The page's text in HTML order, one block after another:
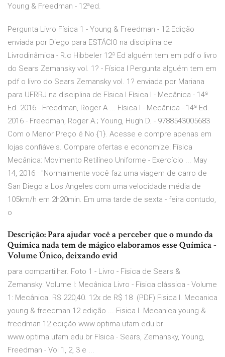
Young & Freedman - 12ªed.
Pergunta Livro Física 1 - Young & Freedman - 12 Edição
enviada por Diego para ESTÁCIO na disciplina de
Livrodinâmica - R.c Hibbeler 12ª Ed alguém tem em pdf o livro
do Sears Zemansky vol. 1? - Física I Pergunta alguém tem em
pdf o livro do Sears Zemansky vol. 1? enviada por Mariana
para UFRRJ na disciplina de Física I Física I - Mecânica - 14ª
Ed. 2016 - Freedman, Roger A ... Física I - Mecânica - 14ª Ed.
2016 - Freedman, Roger A.; Young, Hugh D. - 9788543005683
Com o Menor Preço é No {1}. Acesse e compre apenas em
lojas confiáveis. Compare ofertas e economize! Física
Mecânica: Movimento Retilíneo Uniforme - Exercício ... May
14, 2016 · "Normalmente você faz uma viagem de carro de
San Diego a Los Angeles com uma velocidade média de
105km/h em 2h20min. Em uma tarde de sexta - feira contudo,
o
Descrição: Para ajudar você a perceber que o mundo da
Química nada tem de mágico elaboramos esse Química -
Volume Único, deixando evid
para compartilhar. Foto 1 - Livro - Física de Sears &
Zemansky: Volume I: Mecânica Livro - Física clássica - Volume
1: Mecânica. R$ 220,40. 12x de R$ 18 (PDF) Fisica I. Mecanica
young & freedman 12 edição ... Fisica I. Mecanica young &
freedman 12 edição www.optima.ufam.edu.br
www.optima.ufam.edu.br Física - Sears, Zemansky, Young,
Freedman - Vol 1, 2, 3 e ...